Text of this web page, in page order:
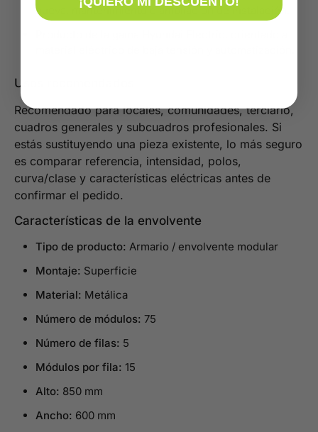
nueva, mantenimiento o ampliación de instalación.
Usos recomendados
Recomendado para locales, comunidades, terciario,
cuadros generales y subcuadros profesionales. Si
estás sustituyendo una pieza existente, lo más seguro
es comparar referencia, intensidad, polos,
curva/clase y características eléctricas antes de
confirmar el pedido.
Características de la envolvente
Tipo de producto: Armario / envolvente modular
Montaje: Superficie
Material: Metálica
Número de módulos: 75
Número de filas: 5
Módulos por fila: 15
Alto: 850 mm
Ancho: 600 mm